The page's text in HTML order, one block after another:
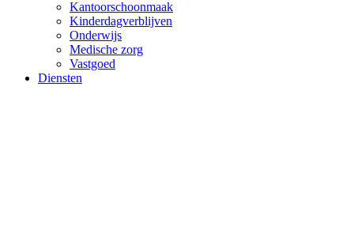
Kantoorschoonmaak
Kinderdagverblijven
Onderwijs
Medische zorg
Vastgoed
Diensten